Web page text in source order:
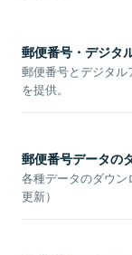
郵便番号・デジタ
郵便番号とデジタ
を提供。
郵便番号データの
各種データのダウン
更新）